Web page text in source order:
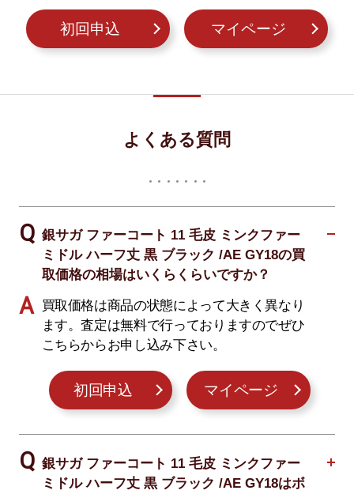
初回申込 マイページ
よくある質問
銀サガ ファーコート 11 毛皮 ミンクファー
ミドル ハーフ丈 黒 ブラック /AE GY18の買
取価格の相場はいくらくらいですか？
買取価格は商品の状態によって大きく異なり
ます。査定は無料で行っておりますのでぜひ
こちらからお申し込み下さい。
初回申込 マイページ
銀サガ ファーコート 11 毛皮 ミンクファー
ミドル ハーフ丈 黒 ブラック /AE GY18はボ